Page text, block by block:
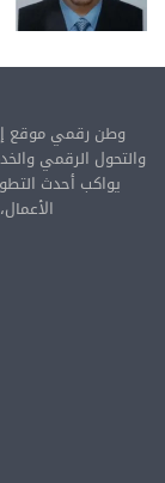
وطن رقمي موقع
والتحول الرقمي
يواكب أحدث